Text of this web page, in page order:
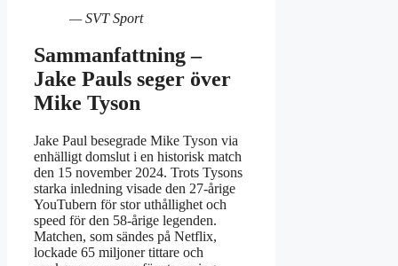
— SVT Sport
Sammanfattning –
Jake Pauls seger över
Mike Tyson
Jake Paul besegrade Mike Tyson via
enhälligt domslut i en historisk match
den 15 november 2024. Trots Tysons
starka inledning visade den 27-årige
YouTubern för stor uthållighet och
speed för den 58-årige legenden.
Matchen, som sändes på Netflix,
lockade 65 miljoner tittare och